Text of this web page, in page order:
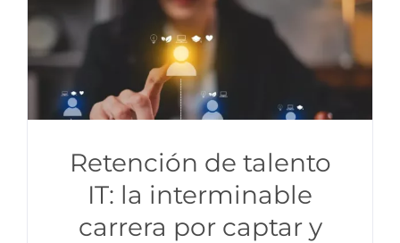
Retención de talento
IT: la interminable
carrera por captar y